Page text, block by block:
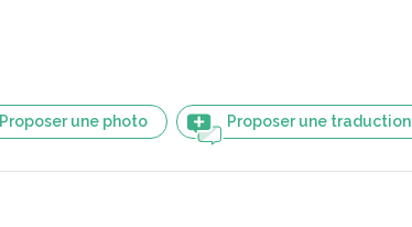
Proposer une photo Proposer une traduction